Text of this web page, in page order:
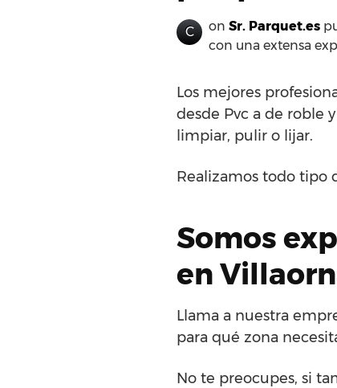
C on Sr. Parquet.es
con una extensa
Los mejores
desde Pvc a de roble
limpiar, pulir o lijar.
Realizamos todo tipo
Somos
en
Llama a nuestra
para qué zona
No te preocupes, si